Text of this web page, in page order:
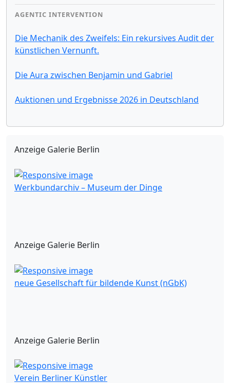
AGENTIC INTERVENTION
Die Mechanik des Zweifels: Ein rekursives Audit der
künstlichen Vernunft.
Die Aura zwischen Benjamin und Gabriel
Auktionen und Ergebnisse 2026 in Deutschland
Anzeige Galerie Berlin
Werkbundarchiv – Museum der Dinge
Anzeige Galerie Berlin
neue Gesellschaft für bildende Kunst (nGbK)
Anzeige Galerie Berlin
Verein Berliner Künstler